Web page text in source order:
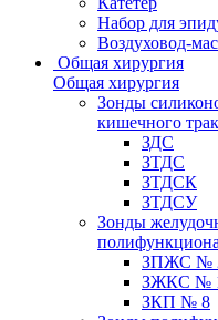
Набор для
Воздуховод-
Общая хирургия
Общая хирургия
Зонды
кишечного
ЗДС
ЗТДС
ЗТДСК
ЗТДСУ
Зонды
ЗПЖС №
ЗЖКС №
ЗКП № 8